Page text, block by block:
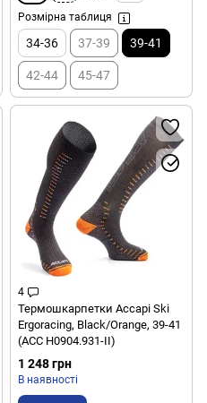
Розмірна таблиця
34-36 37-39 39-41
42-44 45-47
4
Термошкарпетки Accapi Ski
Ergoracing, Black/Orange, 39-41
(ACC H0904.931-II)
1 248 грн
В наявності